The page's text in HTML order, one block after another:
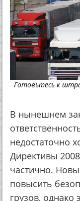
Готовьтесь к
В нынешнем
недостаточно
Директивы
частично.
повысить
грузов, однако